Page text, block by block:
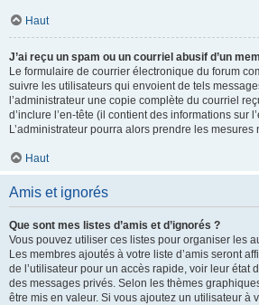
Haut
J’ai reçu un spam ou un courriel abusif d’un
Le formulaire de courrier électronique du forum
suivre les utilisateurs qui envoient de tels
l’administrateur une copie complète du courriel
d’inclure l’en-tête (il contient des informations sur
L’administrateur pourra alors prendre les mesures
Haut
Amis et ignorés
Que sont mes listes d’amis et d’ignorés ?
Vous pouvez utiliser ces listes pour organiser les
Les membres ajoutés à votre liste d’amis seront
de l’utilisateur pour un accès rapide, voir leur état
des messages privés. Selon les thèmes
être mis en valeur. Si vous ajoutez un utilisateur à